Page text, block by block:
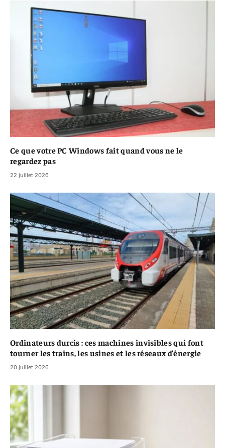
Ce que votre PC Windows fait quand vous ne le
regardez pas
22 juillet 2026
Ordinateurs durcis : ces machines invisibles qui font
tourner les trains, les usines et les réseaux d’énergie
20 juillet 2026